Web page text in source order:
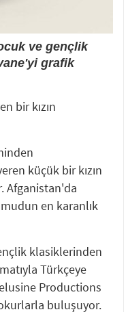
ve gençlik
grafik
bir kızın
küçük bir kızın
Afganistan'da
en karanlık
klasiklerinden
Türkçeye
Productions
buluşuyor.